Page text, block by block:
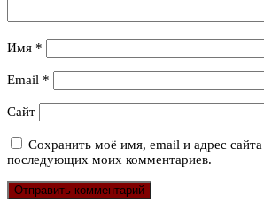
Имя *
Email *
Сайт
Сохранить моё имя, email и адрес сайта
последующих моих комментариев.